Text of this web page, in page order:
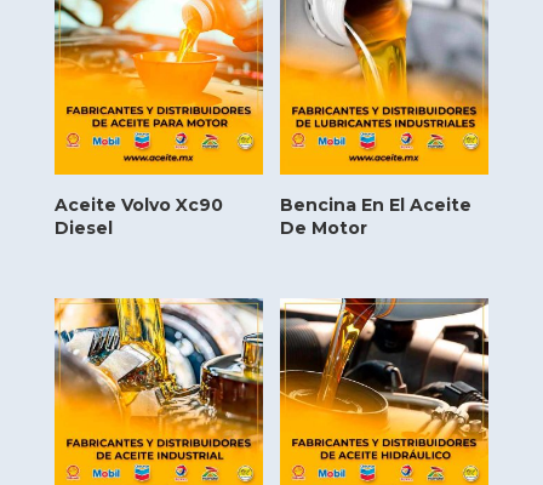
Aceite Volvo Xc90
Diesel
Bencina En El Aceite
De Motor